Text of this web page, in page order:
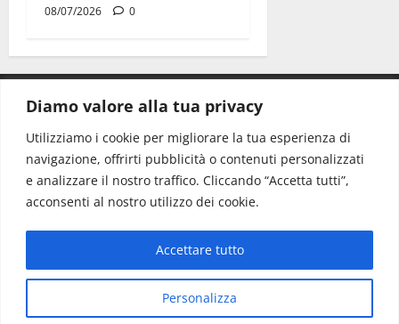
Diamo valore alla tua privacy
Utilizziamo i cookie per migliorare la tua esperienza di
navigazione, offrirti pubblicità o contenuti personalizzati
e analizzare il nostro traffico. Cliccando “Accetta tutti”,
acconsenti al nostro utilizzo dei cookie.
Personalizza
Accettare tutto
08/07/2026
0
Redazione: redazione@www.martinasera.it
Direttore:direttore@www.martinasera.it
Info & Commerciale:info@www.martinasera.it
Home News Vivere la città EVENTI
Salute
Il Blog del Direttore